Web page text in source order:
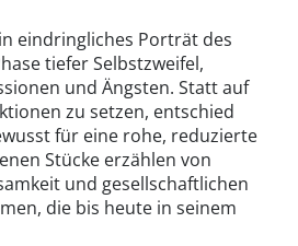
eindringliches Porträt des
tiefer Selbstzweifel,
und Ängsten. Statt auf
zu setzen, entschied
für eine rohe, reduzierte
Stücke erzählen von
und gesellschaftlichen
die bis heute in seinem